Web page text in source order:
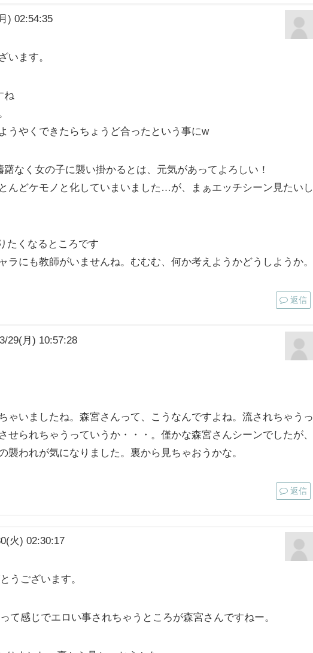
) 02:54:35
います。
ね
うやくできたらちょうど合ったという事にw
なく女の子に襲い掛かるとは、元気があってよろしい！
んどケモノと化していまいました…が、まぁエッチシーン見たいし
たくなるところです
ラにも教師がいませんね。むむむ、何か考えようかどうしようか。
返信
29(月) 10:57:28
ゃいましたね。森宮さんって、こうなんですよね。流されちゃうっ
せられちゃうっていうか・・・。僅かな森宮さんシーンでしたが、
襲われが気になりました。裏から見ちゃおうかな。
返信
火) 02:30:17
うございます。
て感じでエロい事されちゃうところが森宮さんですねー。